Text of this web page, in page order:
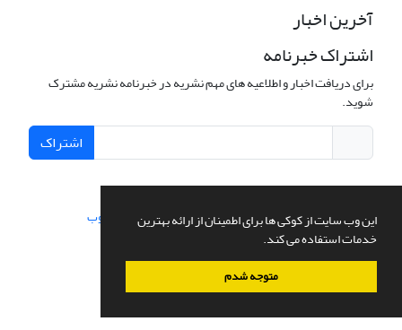
این وب سایت از کوکی ها برای اطمینان از ارائه بهترین
خدمات استفاده می کند.
متوجه شدم
آخرین اخبار
اشتراک خبرنامه
برای دریافت اخبار و اطلاعیه های مهم نشریه در خبرنامه نشریه مشترک
شوید.
اشتراک
سامانه مدیریت نشریات علمی.طراحی و پیاده سازی از سیناوب